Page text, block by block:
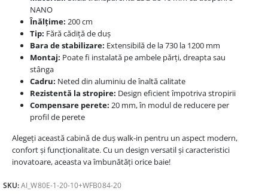
NANO
Înălțime: 200 cm
Tip: Fără cădiță de duș
Bara de stabilizare: Extensibilă de la 730 la 1200 mm
Montaj: Poate fi instalată pe ambele părți, dreapta sau
stânga
Cadru: Neted din aluminiu de înaltă calitate
Rezistentă la stropire: Design eficient împotriva stropirii
Compensare perete: 20 mm, în modul de reducere per
profil de perete
Alegeți această cabină de duș walk-in pentru un aspect modern,
confort și funcționalitate. Cu un design versatil și caracteristici
inovatoare, aceasta va îmbunătăți orice baie!
SKU:AI_W80E-1-20-10+WFB084-20